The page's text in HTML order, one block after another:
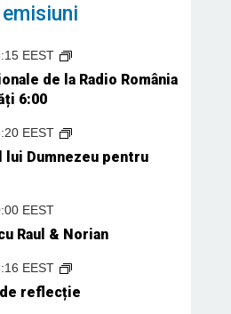
EEST
de la Radio România
6:00
EEST
lui Dumnezeu pentru
EEST
Raul & Norian
EEST
reflecție